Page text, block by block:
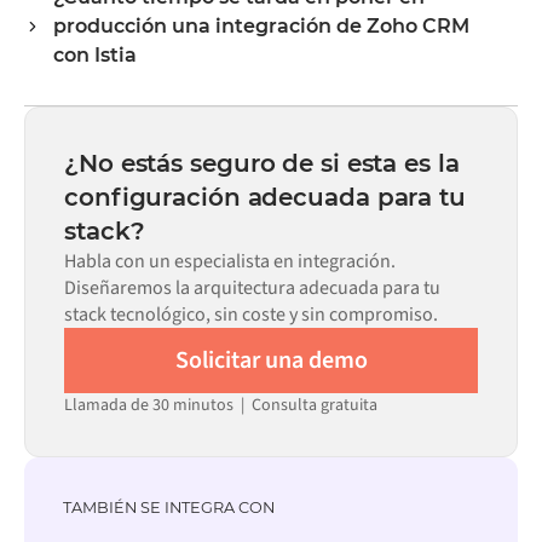
cada sistema espera.
puedes configurar la integración a través de una interfaz
visual sin necesidad de escribir código personalizado,
la gestión de errores. El código personalizado está
cumplir con los requisitos.
producción una integración de Zoho CRM
con Istia
semanas, no en meses, dependiendo de la complejidad
del mapeo de datos, el número de flujos requeridos y tu
proceso de revisión interna. En el marketplace de Alumio
hay conectores preconfigurados para muchos sistemas,
lo que reduce significativamente el tiempo de
configuración.
¿No estás seguro de si esta es la
configuración adecuada para tu
stack?
Habla con un especialista en integración.
Diseñaremos la arquitectura adecuada para tu
stack tecnológico, sin coste y sin compromiso.
Solicitar una demo
Llamada de 30 minutos | Consulta gratuita
TAMBIÉN SE INTEGRA CON